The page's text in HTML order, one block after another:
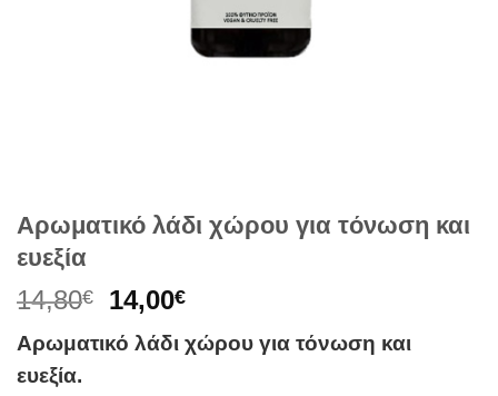
Αρωματικό λάδι χώρου για τόνωση και
ευεξία
14,80€
Original
was:
14,00€Η
τιμή
Αρωματικό λάδι χώρου για τόνωση και
ευεξία.